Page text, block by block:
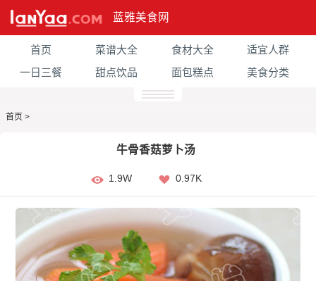
蓝雅美食网
首页 菜谱大全 食材大全
适宜人群
一日三餐
甜点饮品 面包糕点 美食分类
首页 >
牛骨香菇萝卜汤
1.9W 0.97K